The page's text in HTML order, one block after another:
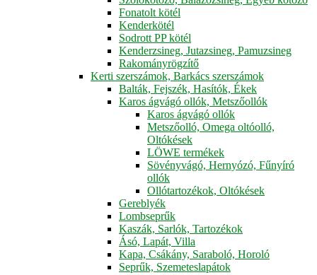
Fonatolt kötél
Kenderkötél
Sodrott PP kötél
Kenderzsineg, Jutazsineg, Pamuzsineg
Rakományrögzítő
Kerti szerszámok, Barkács szerszámok
Balták, Fejszék, Hasítók, Ékek
Karos ágvágó ollók, Metszőollók
Karos ágvágó ollók
Metszőolló, Omega oltóolló,
Oltókések
LÖWE termékek
Sövényvágó, Hernyózó, Fűnyíró
ollók
Ollótartozékok, Oltókések
Gereblyék
Lombseprűk
Kaszák, Sarlók, Tartozékok
Ásó, Lapát, Villa
Kapa, Csákány, Saraboló, Horoló
Seprűk, Szemeteslapátok